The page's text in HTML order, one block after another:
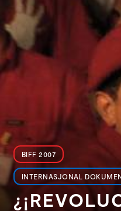
BIFF 2007
INTERNASJONAL